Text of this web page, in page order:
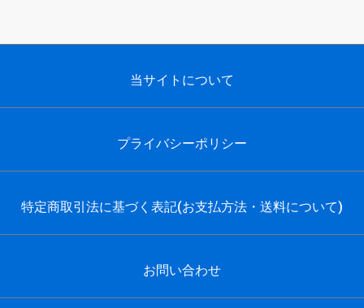
当サイトについて
プライバシーポリシー
特定商取引法に基づく表記(お支払方法・送料について)
お問い合わせ